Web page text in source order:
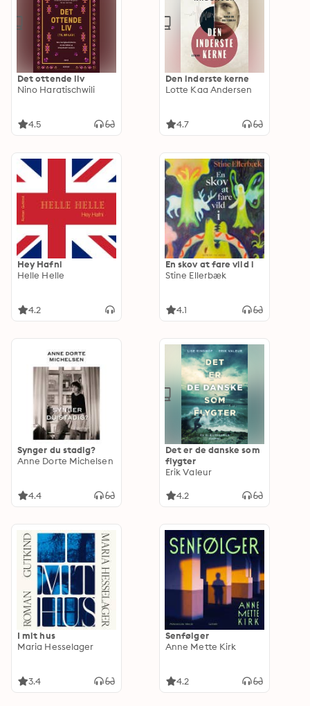
Det ottende liv
Nino Haratischwili
4.5
Den inderste kerne
Lotte Kaa Andersen
4.7
Hey Hafni
Helle Helle
4.2
En skov at fare vild i
Stine Ellerbæk
4.1
Synger du stadig?
Anne Dorte Michelsen
4.4
Det er de danske som
flygter
Erik Valeur
4.2
I mit hus
Maria Hesselager
3.4
Senfølger
Anne Mette Kirk
4.2